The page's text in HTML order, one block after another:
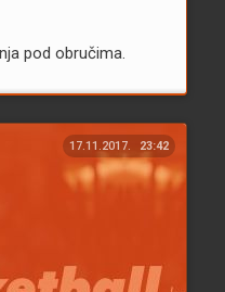
pod obručima.
17.11.2017. 23:42